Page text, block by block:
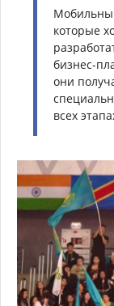
которые
бизнес-
они
всех